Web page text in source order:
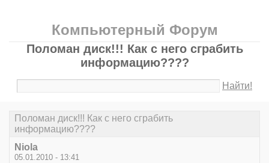
Компьютерный Форум
Поломан диск!!! Как с него сграбить
информацию????
Найти!
Поломан диск!!! Как с него сграбить
информацию????
Niola
05.01.2010 - 13:41